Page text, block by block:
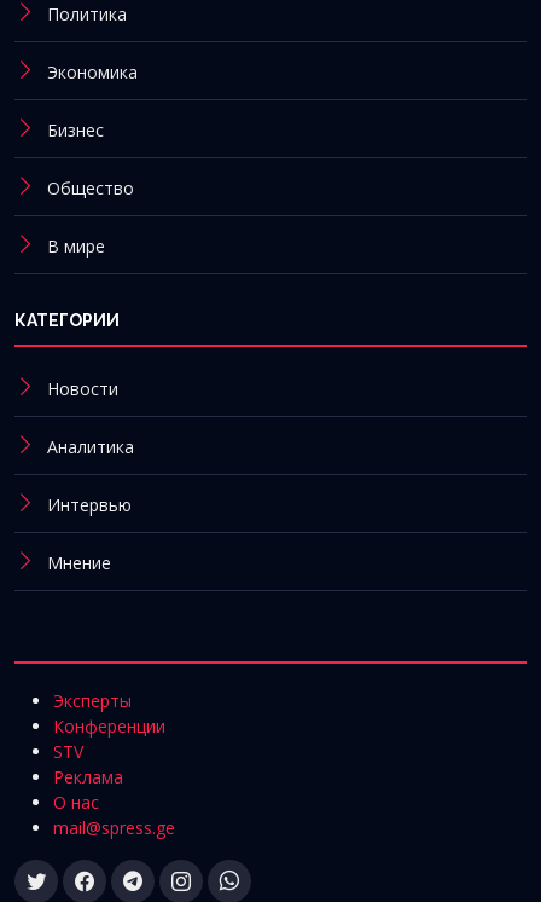
Политика
Экономика
Бизнес
Общество
В мире
КАТЕГОРИИ
Новости
Аналитика
Интервью
Мнение
Эксперты
Конференции
STV
Реклама
О нас
mail@spress.ge